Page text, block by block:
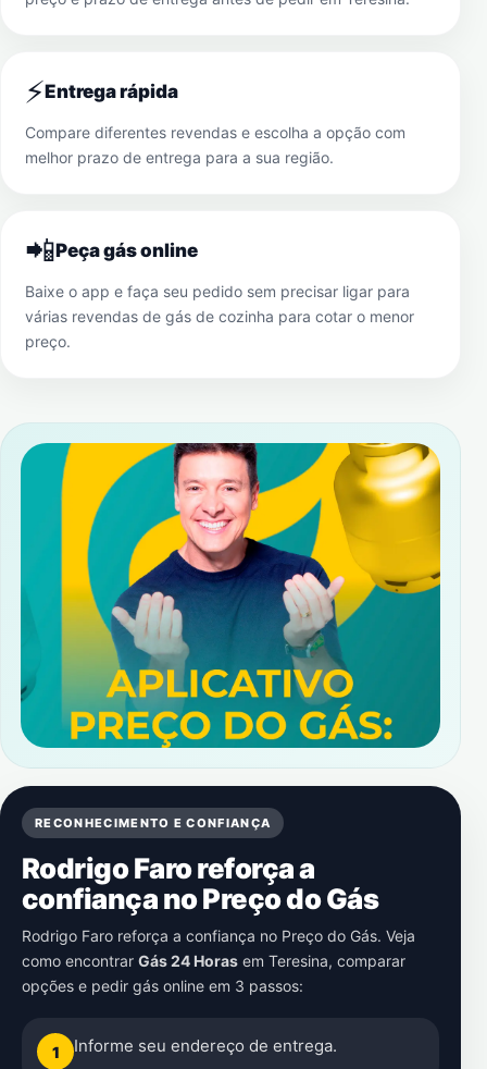
⚡Entrega rápida
Compare diferentes revendas e escolha a opção com
melhor prazo de entrega para a sua região.
📲Peça gás online
Baixe o app e faça seu pedido sem precisar ligar para
várias revendas de gás de cozinha para cotar o menor
preço.
RECONHECIMENTO E CONFIANÇA
Rodrigo Faro reforça a
confiança no Preço do Gás
Rodrigo Faro reforça a confiança no Preço do Gás. Veja
como encontrar Gás 24 Horas em Teresina, comparar
opções e pedir gás online em 3 passos:
1 Informe seu endereço de entrega.